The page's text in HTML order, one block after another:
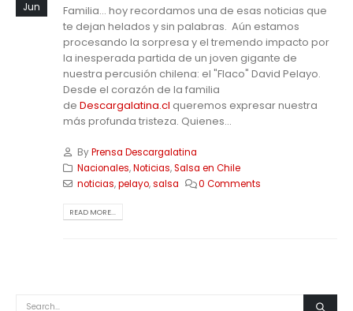
Jun
Familia… hoy recordamos una de esas noticias que
te dejan helados y sin palabras. Aún estamos
procesando la sorpresa y el tremendo impacto por
la inesperada partida de un joven gigante de
nuestra percusión chilena: el "Flaco" David Pelayo.
Desde el corazón de la familia
de Descargalatina.cl queremos expresar nuestra
más profunda tristeza. Quienes...
ByPrensa Descargalatina
Nacionales,Noticias,Salsa en Chile
noticias,pelayo,salsa 0 Comments
READ MORE...